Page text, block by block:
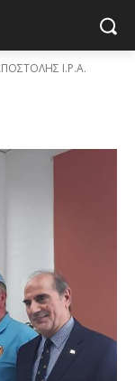
Ι.Ρ.Α.